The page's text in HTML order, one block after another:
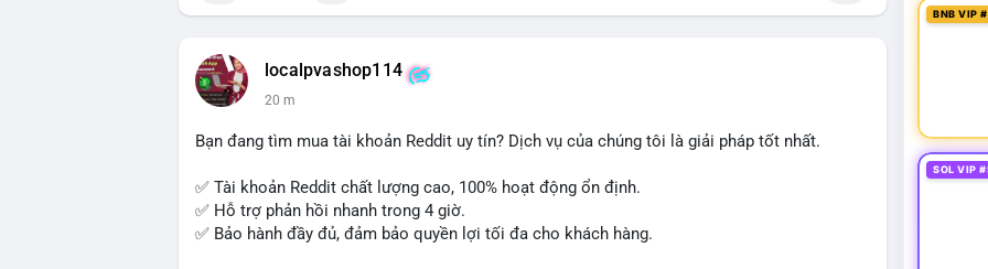
Đăng ký ngay hôm nay để nâng cao năng lực và mở rộng cơ hội nghề nghiệp trong lĩnh vực
localpvashop114
20 m
Bạn đang tìm mua tài khoản Reddit uy tín? Dịch vụ của chúng tôi là giải pháp tốt nhất.
✅ Tài khoản Reddit chất lượng cao, 100% hoạt động ổn định.
✅ Hỗ trợ phản hồi nhanh trong 4 giờ.
✅ Bảo hành đầy đủ, đảm bảo quyền lợi tối đa cho khách hàng.
BNB VIP
SOL VIP